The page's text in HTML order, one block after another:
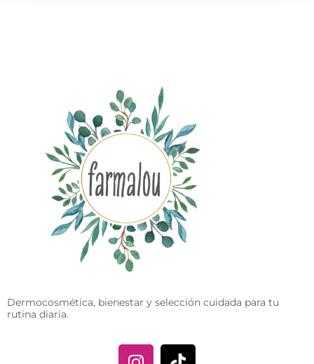
Dermocosmética, bienestar y selección cuidada para tu
rutina diaria.